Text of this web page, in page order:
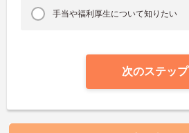
手当や福利厚生について知りたい
次のステップ